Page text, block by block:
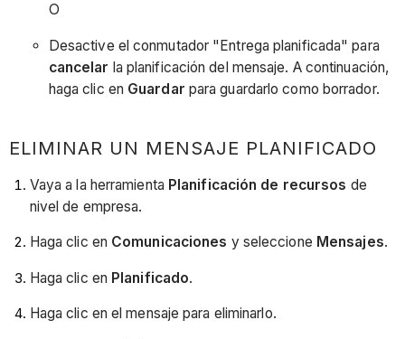
O
Desactive el conmutador "Entrega planificada" para
cancelar la planificación del mensaje. A continuación,
haga clic en Guardar para guardarlo como borrador.
ELIMINAR UN MENSAJE PLANIFICADO
Vaya a la herramienta Planificación de recursos de
nivel de empresa.
Haga clic en Comunicaciones y seleccione Mensajes.
Haga clic en Planificado.
Haga clic en el mensaje para eliminarlo.